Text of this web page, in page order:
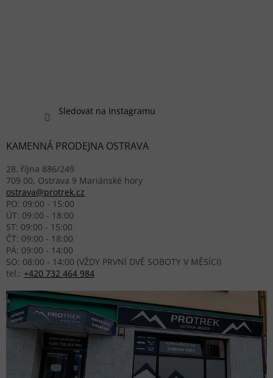
Sledovat na Instagramu
KAMENNÁ PRODEJNA OSTRAVA
28. října 886/249
709 00, Ostrava 9 Mariánské hory
ostrava@protrek.cz
PO: 09:00 - 15:00
ÚT: 09:00 - 18:00
ST: 09:00 - 15:00
ČT: 09:00 - 18:00
PÁ: 09:00 - 14:00
SO: 08:00 - 14:00 (VŽDY PRVNÍ DVĚ SOBOTY V MĚSÍCI)
tel.: +420 732 464 984